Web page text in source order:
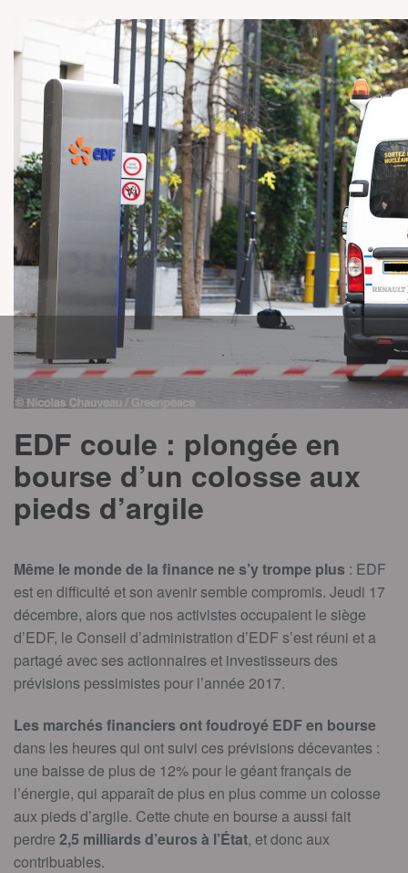
EDF coule : plongée en
bourse d’un colosse aux
pieds d’argile
Même le monde de la finance ne s’y trompe plus : EDF
est en difficulté et son avenir semble compromis. Jeudi 17
décembre, alors que nos activistes occupaient le siège
d’EDF, le Conseil d’administration d’EDF s’est réuni et a
partagé avec ses actionnaires et investisseurs des
prévisions pessimistes pour l’année 2017.
Les marchés financiers ont foudroyé EDF en bourse
dans les heures qui ont suivi ces prévisions décevantes :
une baisse de plus de 12% pour le géant français de
l’énergie, qui apparaît de plus en plus comme un colosse
aux pieds d’argile. Cette chute en bourse a aussi fait
perdre 2,5 milliards d’euros à l’État, et donc aux
contribuables.